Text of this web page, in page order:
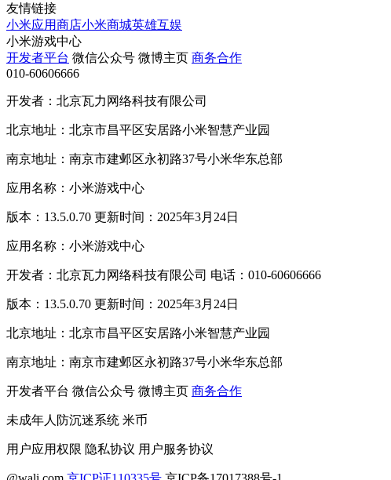
友情链接
小米应用商店小米商城英雄互娱
小米游戏中心
开发者平台 微信公众号 微博主页 商务合作
010-60606666
开发者：北京瓦力网络科技有限公司
北京地址：北京市昌平区安居路小米智慧产业园
南京地址：南京市建邺区永初路37号小米华东总部
应用名称：小米游戏中心
版本：13.5.0.70 更新时间：2025年3月24日
应用名称：小米游戏中心
开发者：北京瓦力网络科技有限公司 电话：010-60606666
版本：13.5.0.70 更新时间：2025年3月24日
北京地址：北京市昌平区安居路小米智慧产业园
南京地址：南京市建邺区永初路37号小米华东总部
开发者平台 微信公众号 微博主页 商务合作
未成年人防沉迷系统 米币
用户应用权限 隐私协议 用户服务协议